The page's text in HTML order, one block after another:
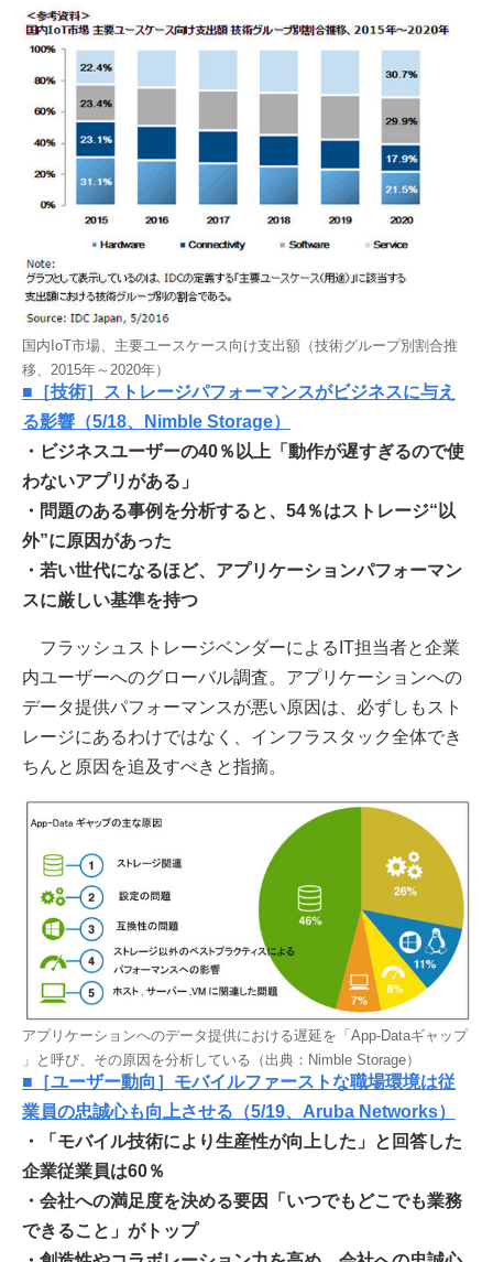
国内IoT市場、主要ユースケース向け支出額（技術グループ別割合推
移、2015年～2020年）
■［技術］ストレージパフォーマンスがビジネスに与え
る影響（5/18、Nimble Storage）
・ビジネスユーザーの40％以上「動作が遅すぎるので使
わないアプリがある」
・問題のある事例を分析すると、54％はストレージ“以
外”に原因があった
・若い世代になるほど、アプリケーションパフォーマン
スに厳しい基準を持つ
フラッシュストレージベンダーによるIT担当者と企業
内ユーザーへのグローバル調査。アプリケーションへの
データ提供パフォーマンスが悪い原因は、必ずしもスト
レージにあるわけではなく、インフラスタック全体でき
ちんと原因を追及すべきと指摘。
アプリケーションへのデータ提供における遅延を「App-Dataギャップ
」と呼び、その原因を分析している（出典：Nimble Storage）
■［ユーザー動向］モバイルファーストな職場環境は従
業員の忠誠心も向上させる（5/19、Aruba Networks）
・「モバイル技術により生産性が向上した」と回答した
企業従業員は60％
・会社への満足度を決める要因「いつでもどこでも業務
できること」がトップ